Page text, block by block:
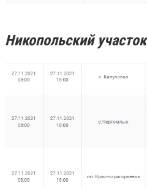
Никопольский участок